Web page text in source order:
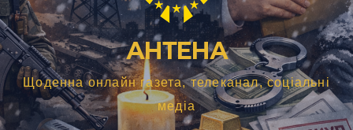
АНТЕНА
Щоденна онлайн газета, телеканал, соціальні
медіа